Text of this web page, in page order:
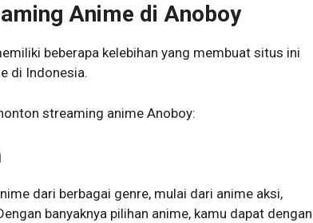
Anime di Anoboy
beberapa kelebihan yang membuat situs ini
di Indonesia.
streaming anime Anoboy:
dari berbagai genre, mulai dari anime aksi,
banyaknya pilihan anime, kamu dapat dengan